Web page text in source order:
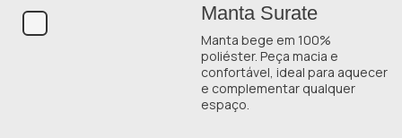
Manta Surate
Manta bege em 100%
poliéster. Peça macia e
confortável, ideal para aquecer
e complementar qualquer
espaço.